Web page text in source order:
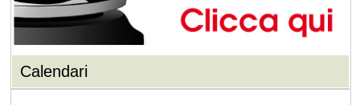
Calendari